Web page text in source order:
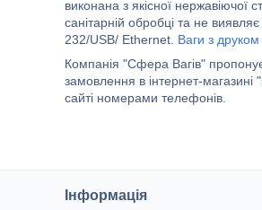
виконана з якісної нержавіючої
санітарній обробці та не
232/USB/ Ethernet. Ваги з друком
Компанія "Сфера Вагів"
замовлення в інтернет-
сайті номерами телефонів.
Інформація